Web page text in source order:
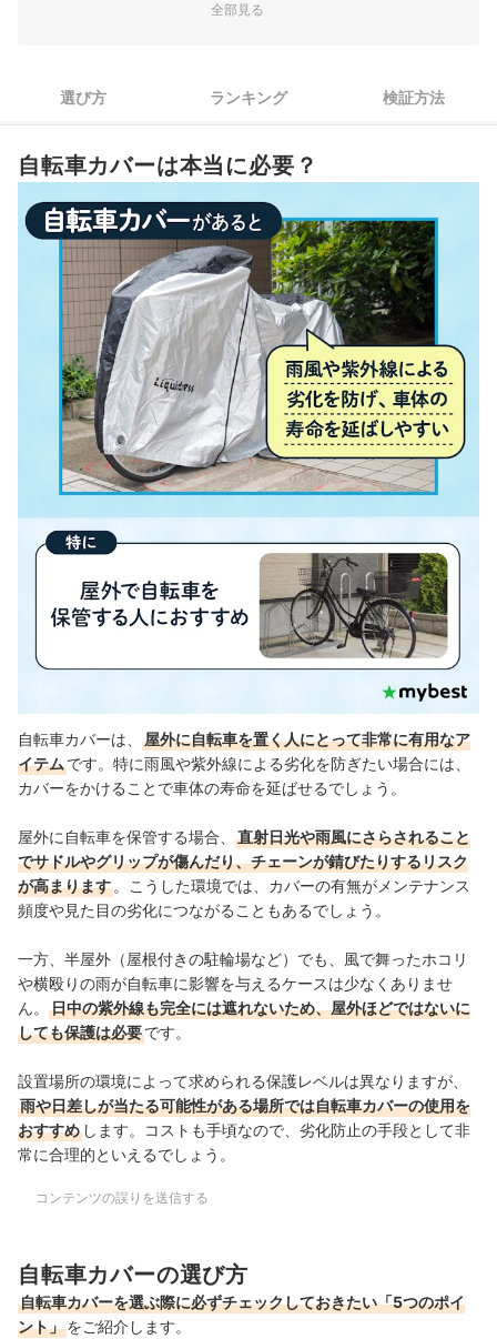
5 収納袋の有無もチェックしよう
自転車カバー全28商品おすすめ人気ランキング
売れ筋の人気自転車カバー全28商品を徹底比較！
カバーの着脱が面倒なら、サイクルポートという手も
どれくらい使える？買い替えの目安は？
ブルーシートなどで代用できる？
自転車カバーの売れ筋ランキングもチェック！
全部見る
選び方 ランキング 検証方法
自転車カバーは本当に必要？
自転車カバーは、
屋外に自転車を置く人にとって非常に有用なア
イテムです。特に雨風や紫外線による劣化を防ぎたい場合には、
カバーをかけることで車体の寿命を延ばせるでしょう。
屋外に自転車を保管する場合、
直射日光や雨風にさらされること
でサドルやグリップが傷んだり、チェーンが錆びたりするリスク
が高まります 。こうした環境では、カバーの有無がメンテナンス
頻度や見た目の劣化につながることもあるでしょう。
一方、半屋外（屋根付きの駐輪場など）でも、風で舞ったホコリ
や横殴りの雨が自転車に影響を与えるケースは少なくありませ
ん。
日中の紫外線も完全には遮れないため、屋外ほどではないに
しても保護は必要です。
設置場所の環境によって求められる保護レベルは異なりますが、
雨や日差しが当たる可能性がある場所では自転車カバーの使用を
おすすめ します。コストも手頃なので、劣化防止の手段として非
常に合理的といえるでしょう。
コンテンツの誤りを送信する
自転車カバーの選び方
自転車カバーを選ぶ際に必ずチェックしておきたい「5つのポイ
ント」をご紹介します。